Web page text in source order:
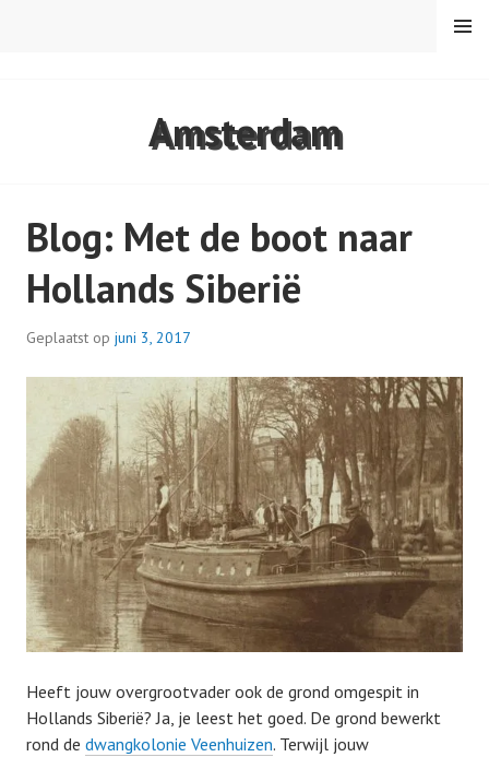
MENU
Amsterdam
Blog: Met de boot naar
Hollands Siberië
Geplaatst op juni 3, 2017
Heeft jouw overgrootvader ook de grond omgespit in
Hollands Siberië? Ja, je leest het goed. De grond bewerkt
rond de dwangkolonie Veenhuizen. Terwijl jouw